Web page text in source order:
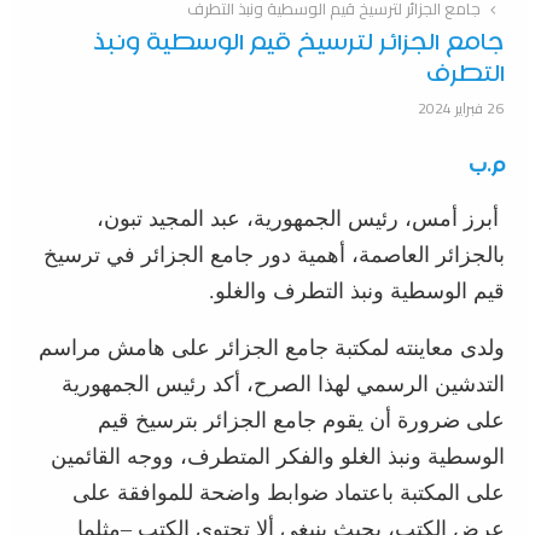
جامع الجزائر لترسيخ قيم الوسطية ونبذ التطرف
جامع الجزائر لترسيخ قيم الوسطية ونبذ
التطرف
26 فبراير 2024
م.ب
أبرز أمس، رئيس الجمهورية، عبد المجيد تبون،
بالجزائر العاصمة، أهمية دور جامع الجزائر في ترسيخ
قيم الوسطية ونبذ التطرف والغلو.
ولدى معاينته لمكتبة جامع الجزائر على هامش مراسم
التدشين الرسمي لهذا الصرح، أكد رئيس الجمهورية
على ضرورة أن يقوم جامع الجزائر بترسيخ قيم
الوسطية ونبذ الغلو والفكر المتطرف، ووجه القائمين
على المكتبة باعتماد ضوابط واضحة للموافقة على
عرض الكتب، بحيث ينبغي ألا تحتوي الكتب –مثلما